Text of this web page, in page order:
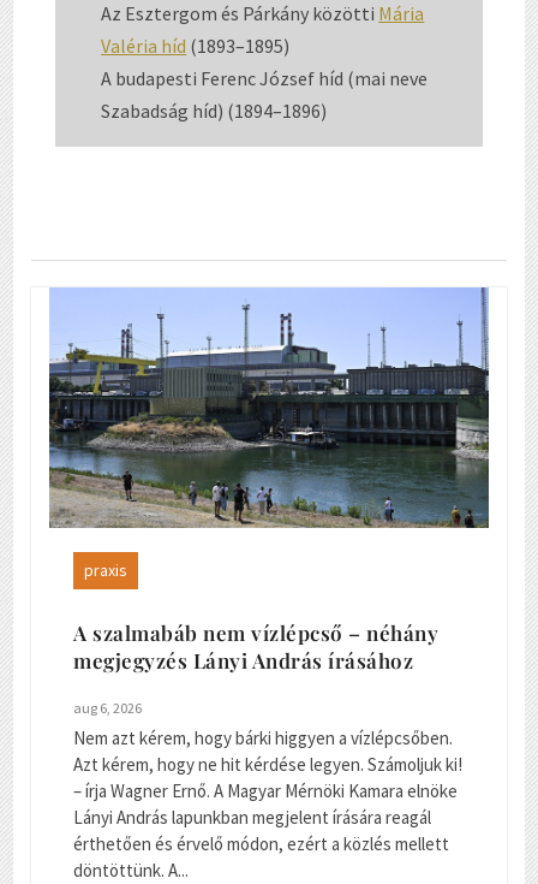
Az Esztergom és Párkány közötti Mária
Valéria híd (1893–1895)
A budapesti Ferenc József híd (mai neve
Szabadság híd) (1894–1896)
praxis
A szalmabáb nem vízlépcső – néhány
megjegyzés Lányi András írásához
aug 6, 2026
Nem azt kérem, hogy bárki higgyen a vízlépcsőben.
Azt kérem, hogy ne hit kérdése legyen. Számoljuk ki!
– írja Wagner Ernő. A Magyar Mérnöki Kamara elnöke
Lányi András lapunkban megjelent írására reagál
érthetően és érvelő módon, ezért a közlés mellett
döntöttünk. A...